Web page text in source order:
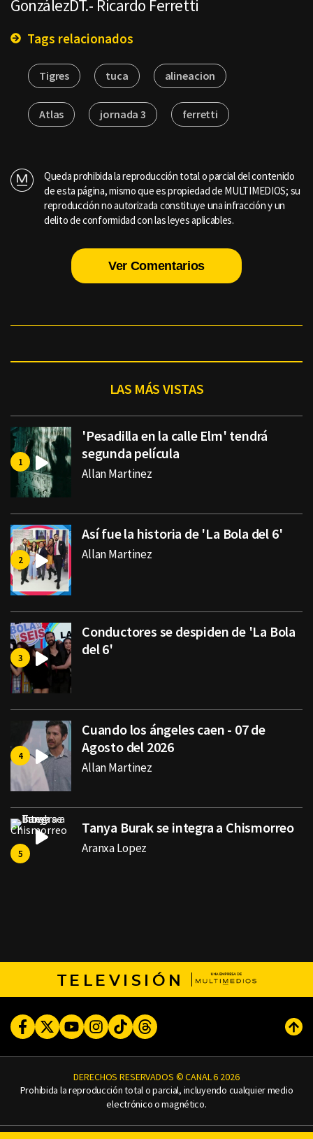
GonzálezDT.- Ricardo Ferretti
Tags relacionados
Tigres tuca alineacion
Atlas jornada 3 ferretti
Queda prohibida la reproducción total o parcial del contenido
de esta página, mismo que es propiedad de MULTIMEDIOS; su
reproducción no autorizada constituye una infracción y un
delito de conformidad con las leyes aplicables.
Ver Comentarios
LAS MÁS VISTAS
'Pesadilla en la calle Elm' tendrá
segunda película
Allan Martinez
Así fue la historia de 'La Bola del 6'
Allan Martinez
Conductores se despiden de 'La Bola
del 6'
Cuando los ángeles caen - 07 de
Agosto del 2026
Allan Martinez
Tanya Burak se integra a Chismorreo
Aranxa Lopez
TELEVISIÓN
FacebookTwitterYoutubeInstagram
TikTokThreads
DERECHOS RESERVADOS © CANAL 6 2026
Prohibida la reproducción total o parcial, incluyendo cualquier medio
electrónico o magnético.